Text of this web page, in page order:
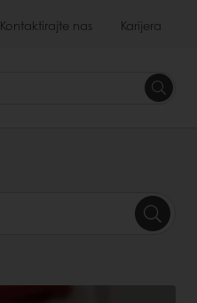
Kontaktirajte nas Karijera